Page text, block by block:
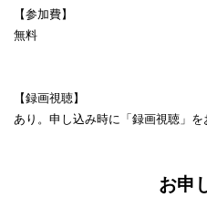
【参加費】
無料
【録画視聴】
あり。申し込み時に「録画視聴」を
お申